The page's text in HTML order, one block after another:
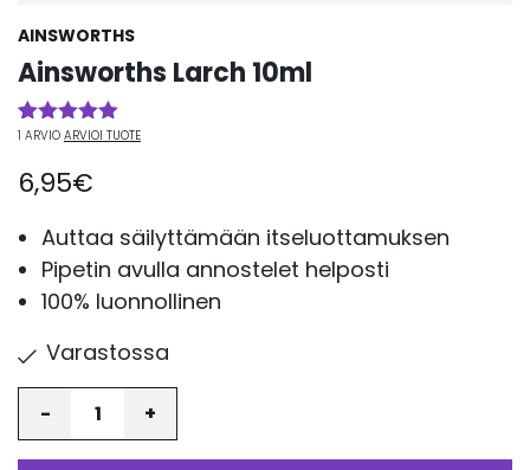
AINSWORTHS
Ainsworths Larch 10ml
Arvio5.00
perustuen
1
asiakkaan
1 ARVIO ARVIOI TUOTE
6,95€
Auttaa säilyttämään itseluottamuksen
Pipetin avulla annostelet helposti
100% luonnollinen
Varastossa